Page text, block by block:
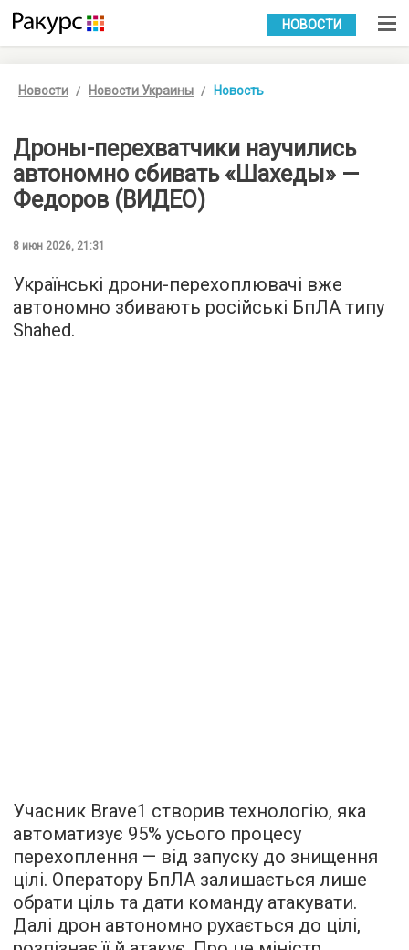
УКР РУС
НОВОСТИ
Новости Новости Украины Новость
Дроны-перехватчики научились
автономно сбивать «Шахеды» —
Федоров (ВИДЕО)
8 июн 2026, 21:31
Українські дрони-перехоплювачі вже
автономно збивають російські БпЛА типу
Shahed.
Учасник Brave1 створив технологію, яка
автоматизує 95% усього процесу
перехоплення — від запуску до знищення
цілі. Оператору БпЛА залишається лише
обрати ціль та дати команду атакувати.
Далі дрон автономно рухається до цілі,